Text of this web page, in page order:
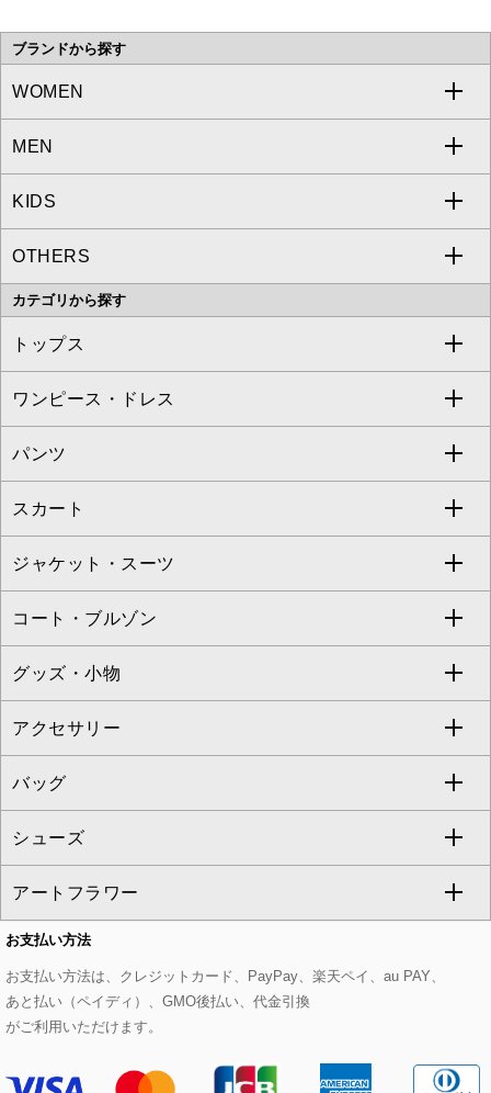
ブランドから探す
WOMEN
a.v.v
MICHEL KLEIN
MK MICHEL KLEIN
OFUON le MK
eur3
Maison de CINQ
MK MICHEL KLEIN BAG
MEN
a.v.v
MICHEL KLEIN HOMME
MK MICHEL KLEIN HOMME
KIDS
a.v.v
OTHERS
MK MICHEL KLEIN BAG
カテゴリから探す
トップス
すべてのトップス
カットソー・Tシャツ
ブラウス・シャツ
ニット・セーター
カーディガン
アンサンブルセット
ベスト・ジレ
パーカー
タンクトップ・キャミソール
スウェット・ジャージー
その他のトップス
ワンピース・ドレス
すべてのワンピース・ドレス
ワンピース
ドレス
チュニック
ジャンパースカート
その他のワンピース・ドレス
パンツ
すべてのパンツ
フルレングスパンツ
クロップド・半端丈パンツ
ガウチョ・ワイドパンツ
ハーフ・ショート丈パンツ
サロペット・オールインワン
その他のパンツ
スカート
すべてのスカート
ロング・マキシ丈スカート
ひざ丈スカート
ミモレ丈スカート
ショート・ミニ丈スカート
その他のスカート
ジャケット・スーツ
すべてのジャケット・スーツ
テーラードジャケット
ノーカラージャケット
セットアップ
セットアップジャケット
セットアップパンツ
セットアップスカート
セットアップワンピース
コート・ブルゾン
すべてのコート・ブルゾン
トレンチコート
ピーコート
ダッフルコート
チェスターコート
モッズコート
ステンカラーコート
グッズ・小物
すべてのグッズ・小物
マスク
ストール・マフラー・スヌード
ベルト・サスペンダー
帽子
ヘアアクセサリー
アクセサリー
すべてのアクセサリー
ネックレス
ピアス・イヤリング
ブレスレット・バングル
ブローチ・コサージュ
バッグ
すべてのバッグ
トートバッグ
ショルダーバッグ
ボストンバッグ
シューズ
すべてのシューズ
パンプス
スニーカー
アートフラワー
すべてのアートフラワー
ローズ
お支払い方法
お支払い方法は、クレジットカード、PayPay、楽天ペイ、au PAY、
あと払い（ペイディ）、GMO後払い、代金引換
がご利用いただけます。